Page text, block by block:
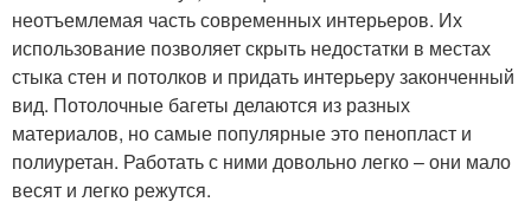
неотъемлемая часть современных интерьеров. Их
использование позволяет скрыть недостатки в местах
стыка стен и потолков и придать интерьеру законченный
вид. Потолочные багеты делаются из разных
материалов, но самые популярные это пенопласт и
полиуретан. Работать с ними довольно легко – они мало
весят и легко режутся.